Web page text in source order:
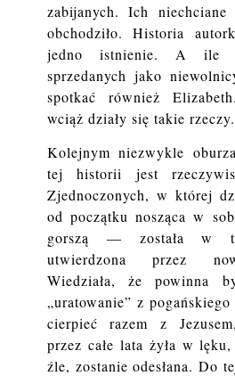
zabijanych. Ich
obchodziło. Historia
jedno istnienie. A ile
sprzedanych jako
spotkać również
wciąż działy się takie rzeczy.
Kolejnym niezwykle
tej historii jest
Zjednoczonych, w której
od początku nosząca w
gorszą — została w
utwierdzona przez
Wiedziała, że powinna
„uratowanie” z
cierpieć razem z
przez całe lata żyła w
źle, zostanie odesłana. Do